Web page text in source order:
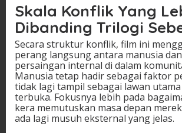
Skala Konflik Yang
Dibanding Trilogi
Secara struktur konflik, film ini
perang langsung antara manusia
persaingan internal di dalam
Manusia tetap hadir sebagai faktor
tidak lagi tampil sebagai lawan
terbuka. Fokusnya lebih pada
kera memutuskan masa depan
ada lagi musuh eksternal yang jelas.